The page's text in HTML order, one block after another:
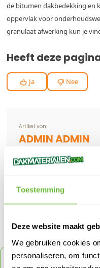
Toestemming
Deze website maakt
We gebruiken cookies
personaliseren, om
de bitumen dakbedekking en
oppervlak voor
granulaat afwerking kun je
Heeft deze
Ja Nee
Artikel von:
ADMIN ADMIN
Meer Dakbazen
> Kniebescherming op het
> Fento - Kniebeschermers
ONTVANG 5%